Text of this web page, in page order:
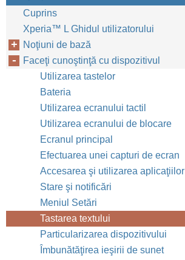
Cuprins
Xperia™‎ L Ghidul utilizatorului
Noţiuni de bază
Faceţi cunoştinţă cu dispozitivul
Utilizarea tastelor
Bateria
Utilizarea ecranului tactil
Utilizarea ecranului de blocare
Ecranul principal
Efectuarea unei capturi de ecran
Accesarea şi utilizarea aplicaţiilor
Stare şi notificări
Meniul Setări
Tastarea textului
Particularizarea dispozitivului
Îmbunătăţirea ieşirii de sunet